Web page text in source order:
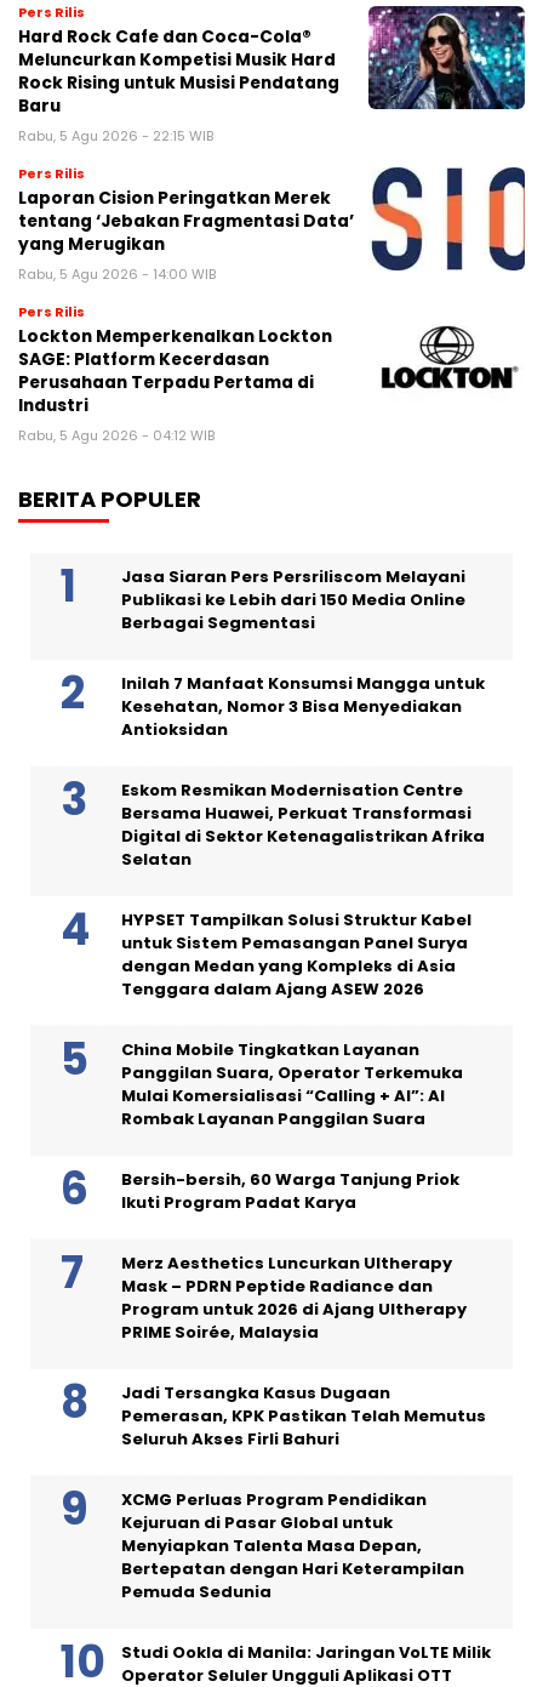
Pers Rilis
Hard Rock Cafe dan Coca-Cola®
Meluncurkan Kompetisi Musik Hard
Rock Rising untuk Musisi Pendatang
Baru
Rabu, 5 Agu 2026 - 22:15 WIB
Pers Rilis
Laporan Cision Peringatkan Merek
tentang ‘Jebakan Fragmentasi Data’
yang Merugikan
Rabu, 5 Agu 2026 - 14:00 WIB
Pers Rilis
Lockton Memperkenalkan Lockton
SAGE: Platform Kecerdasan
Perusahaan Terpadu Pertama di
Industri
Rabu, 5 Agu 2026 - 04:12 WIB
BERITA POPULER
Jasa Siaran Pers Persriliscom Melayani
Publikasi ke Lebih dari 150 Media Online
Berbagai Segmentasi
Inilah 7 Manfaat Konsumsi Mangga untuk
Kesehatan, Nomor 3 Bisa Menyediakan
Antioksidan
Eskom Resmikan Modernisation Centre
Bersama Huawei, Perkuat Transformasi
Digital di Sektor Ketenagalistrikan Afrika
Selatan
HYPSET Tampilkan Solusi Struktur Kabel
untuk Sistem Pemasangan Panel Surya
dengan Medan yang Kompleks di Asia
Tenggara dalam Ajang ASEW 2026
China Mobile Tingkatkan Layanan
Panggilan Suara, Operator Terkemuka
Mulai Komersialisasi “Calling + AI”: AI
Rombak Layanan Panggilan Suara
Bersih-bersih, 60 Warga Tanjung Priok
Ikuti Program Padat Karya
Merz Aesthetics Luncurkan Ultherapy
Mask – PDRN Peptide Radiance dan
Program untuk 2026 di Ajang Ultherapy
PRIME Soirée, Malaysia
Jadi Tersangka Kasus Dugaan
Pemerasan, KPK Pastikan Telah Memutus
Seluruh Akses Firli Bahuri
XCMG Perluas Program Pendidikan
Kejuruan di Pasar Global untuk
Menyiapkan Talenta Masa Depan,
Bertepatan dengan Hari Keterampilan
Pemuda Sedunia
Studi Ookla di Manila: Jaringan VoLTE Milik
Operator Seluler Ungguli Aplikasi OTT